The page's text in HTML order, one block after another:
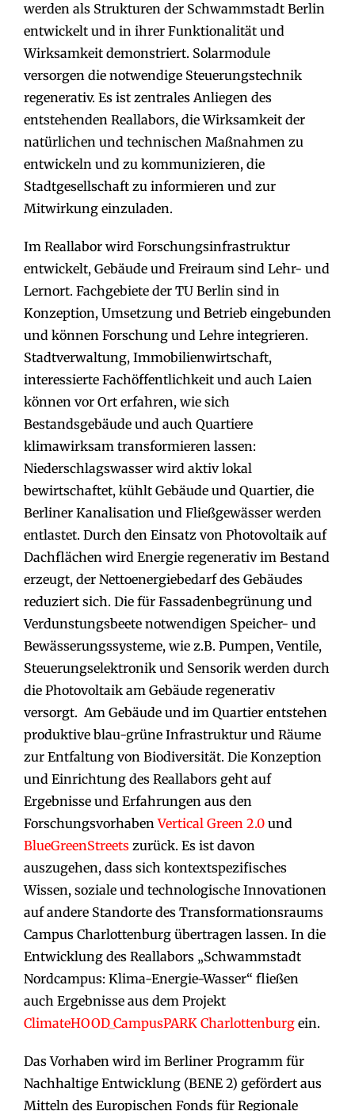
werden als Strukturen der Schwammstadt Berlin
entwickelt und in ihrer Funktionalität und
Wirksamkeit demonstriert. Solarmodule
versorgen die notwendige Steuerungstechnik
regenerativ. Es ist zentrales Anliegen des
entstehenden Reallabors, die Wirksamkeit der
natürlichen und technischen Maßnahmen zu
entwickeln und zu kommunizieren, die
Stadtgesellschaft zu informieren und zur
Mitwirkung einzuladen.
Im Reallabor wird Forschungsinfrastruktur
entwickelt, Gebäude und Freiraum sind Lehr- und
Lernort. Fachgebiete der TU Berlin sind in
Konzeption, Umsetzung und Betrieb eingebunden
und können Forschung und Lehre integrieren.
Stadtverwaltung, Immobilienwirtschaft,
interessierte Fachöffentlichkeit und auch Laien
können vor Ort erfahren, wie sich
Bestandsgebäude und auch Quartiere
klimawirksam transformieren lassen:
Niederschlagswasser wird aktiv lokal
bewirtschaftet, kühlt Gebäude und Quartier, die
Berliner Kanalisation und Fließgewässer werden
entlastet. Durch den Einsatz von Photovoltaik auf
Dachflächen wird Energie regenerativ im Bestand
erzeugt, der Nettoenergiebedarf des Gebäudes
reduziert sich. Die für Fassadenbegrünung und
Verdunstungsbeete notwendigen Speicher- und
Bewässerungssysteme, wie z.B. Pumpen, Ventile,
Steuerungselektronik und Sensorik werden durch
die Photovoltaik am Gebäude regenerativ
versorgt. Am Gebäude und im Quartier entstehen
produktive blau-grüne Infrastruktur und Räume
zur Entfaltung von Biodiversität. Die Konzeption
und Einrichtung des Reallabors geht auf
Ergebnisse und Erfahrungen aus den
ForschungsvorhabenVertical Green 2.0und
BlueGreenStreetszurück. Es ist davon
auszugehen, dass sich kontextspezifisches
Wissen, soziale und technologische Innovationen
auf andere Standorte des Transformationsraums
Campus Charlottenburg übertragen lassen. In die
Entwicklung des Reallabors „Schwammstadt
Nordcampus: Klima-Energie-Wasser“ fließen
auch Ergebnisse aus dem Projekt
ClimateHOOD_CampusPARK Charlottenburgein.
Das Vorhaben wird im Berliner Programm für
Nachhaltige Entwicklung (BENE 2) gefördert aus
Mitteln des Europischen Fonds für Regionale